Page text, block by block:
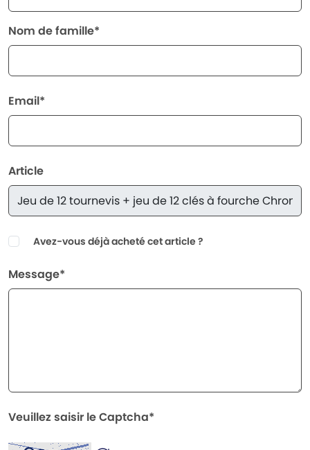
Nom de famille*
Email*
Article
Avez-vous déjà acheté cet article ?
Message*
Veuillez saisir le Captcha*